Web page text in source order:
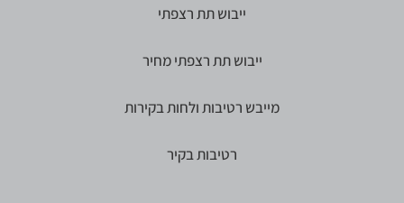
ייבוש תת רצפתי
ייבוש תת רצפתי מחיר
מייבש רטיבות ולחות בקירות
רטיבות בקיר